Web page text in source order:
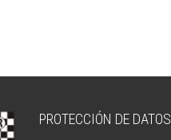
PROTECCIÓN DE DATOS